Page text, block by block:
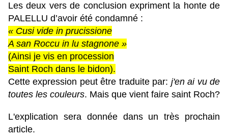
Les deux vers de conclusion expriment la honte de
PALELLU d’avoir été condamné :
« Cusi vide in prucissione
A san Roccu in lu stagnone »
(Ainsi je vis en procession
Saint Roch dans le bidon).
Cette expression peut être traduite par: j'en ai vu de
toutes les couleurs. Mais que vient faire saint Roch?
L'explication sera donnée dans un très prochain
article.